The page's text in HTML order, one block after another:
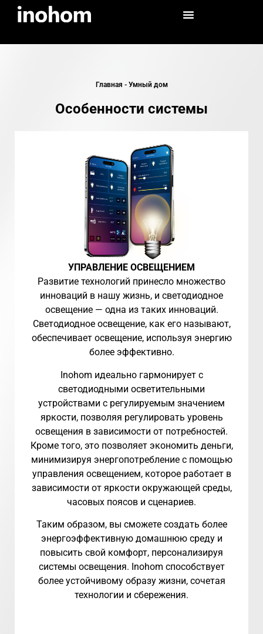
Главная - Умный дом
Особенности системы
УПРАВЛЕНИЕ ОСВЕЩЕНИЕМ
Развитие технологий принесло множество
инноваций в нашу жизнь, и светодиодное
освещение — одна из таких инноваций.
Светодиодное освещение, как его называют,
обеспечивает освещение, используя энергию
более эффективно.
Inohom идеально гармонирует с
светодиодными осветительными
устройствами с регулируемым значением
яркости, позволяя регулировать уровень
освещения в зависимости от потребностей.
Кроме того, это позволяет экономить деньги,
минимизируя энергопотребление с помощью
управления освещением, которое работает в
зависимости от яркости окружающей среды,
часовых поясов и сценариев.
Таким образом, вы сможете создать более
энергоэффективную домашнюю среду и
повысить свой комфорт, персонализируя
системы освещения. Inohom способствует
более устойчивому образу жизни, сочетая
технологии и сбережения.